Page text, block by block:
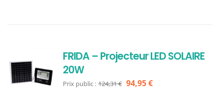
FRIDA – Projecteur LED SOLAIRE
20W
Prix public : 124,31€ Le
94,95€Le